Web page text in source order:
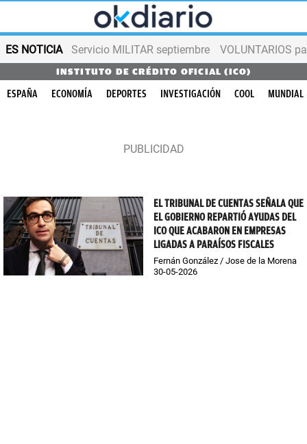
ES NOTICIA Servicio MILITAR septiembre VOLUNTARIOS
INSTITUTO DE CRÉDITO OFICIAL (ICO)
ESPAÑA ECONOMÍA DEPORTES INVESTIGACIÓN COOL MUNDIAL
EL TRIBUNAL DE CUENTAS SEÑALA QUE
EL GOBIERNO REPARTIÓ AYUDAS DEL
ICO QUE ACABARON EN EMPRESAS
LIGADAS A PARAÍSOS FISCALES
Fernán González / Jose de la Morena
30-05-2026